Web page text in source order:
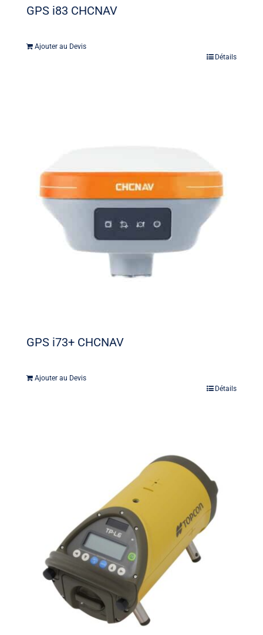
GPS i83 CHCNAV
Ajouter au Devis
Détails
GPS i73+ CHCNAV
Ajouter au Devis
Détails